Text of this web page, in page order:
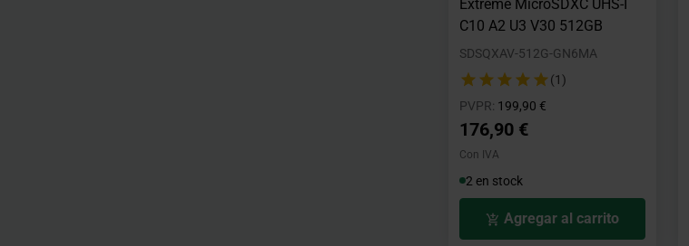
Extreme MicroSDXC UHS-I
C10 A2 U3 V30 512GB
SDSQXAV-512G-GN6MA
(1)
PVPR: Precio rebajado desde
199,90 €
176,90 €
Con IVA
2 en stock
Agregar al carrito